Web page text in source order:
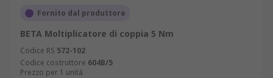
Fornito dal produttore
BETA Moltiplicatore di coppia 5 Nm
Codice RS 572-102
Codice costruttore 604B/5
Prezzo per 1 unità